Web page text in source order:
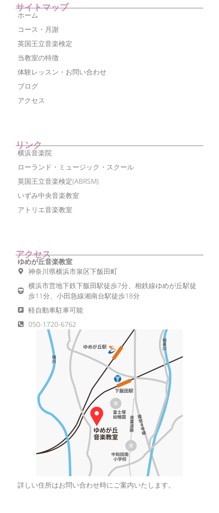
サイトマップ
ホーム
コース・月謝
英国王立音楽検定
当教室の特徴
体験レッスン・お問い合わせ
ブログ
アクセス
リンク
横浜音楽院
ローランド・ミュージック・スクール
英国王立音楽検定(ABRSM)
いずみ中央音楽教室
アトリエ音楽教室
アクセス
ゆめが丘音楽教室
神奈川県横浜市泉区下飯田町
横浜市営地下鉄下飯田駅徒歩7分、相鉄線ゆめが丘駅徒
歩11分、小田急線湘南台駅徒歩18分
軽自動車駐車可能
050-1720-6762
詳しい住所はお問い合わせ時にご案内いたします。